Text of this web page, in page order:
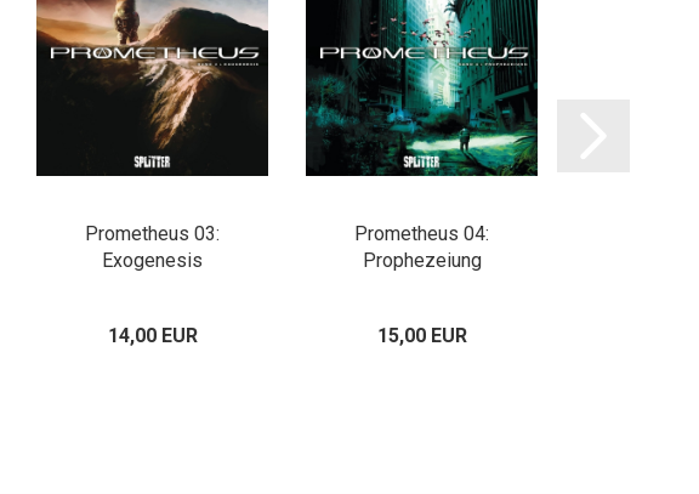
Prometheus 03:
Exogenesis
14,00 EUR
Prometheus 04:
Prophezeiung
15,00 EUR